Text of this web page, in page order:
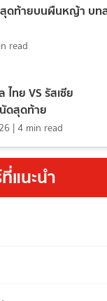
สุดท้ายบนผืนหญ้า บท
read
ทย VS รัสเซีย
ดสุดท้าย
|4 min read
แนะนำ